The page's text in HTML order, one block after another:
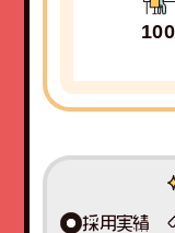
100
採用実績